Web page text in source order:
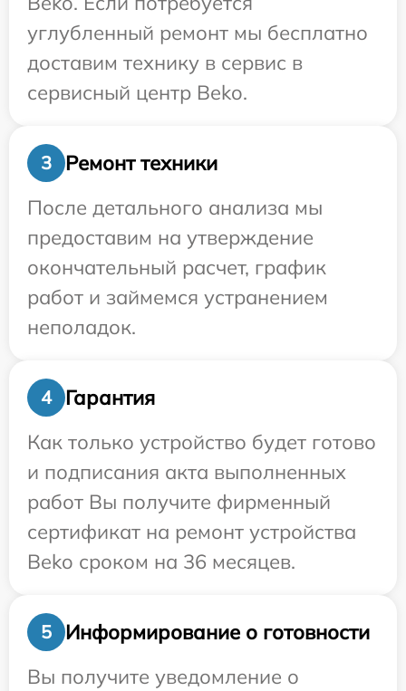
углубленный ремонт мы бесплатно
доставим технику в сервис в
сервисный центр Beko.
3
Ремонт техники
После детального анализа мы
предоставим на утверждение
окончательный расчет, график
работ и займемся устранением
неполадок.
4
Гарантия
Как только устройство будет готово
и подписания акта выполненных
работ Вы получите фирменный
сертификат на ремонт устройства
Beko сроком на 36 месяцев.
5
Информирование о готовности
Вы получите уведомление о